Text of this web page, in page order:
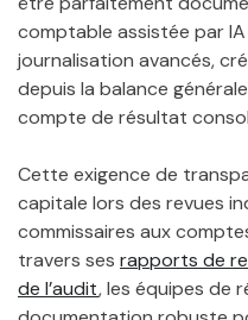
comptable assistée par
journalisation avancés,
depuis la balance
compte de résultat
Cette exigence de
capitale lors des revues
commissaires aux
travers ses rapports de
de l’audit, les équipes de